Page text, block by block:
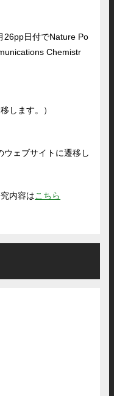
日付でNature Po
Chemistr
します。）
ェブサイトに遷移し
内容はこちら